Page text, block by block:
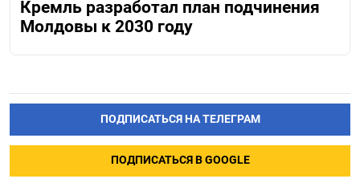
Кремль разработал план подчинения
Молдовы к 2030 году
ПОДПИСАТЬСЯ НА ТЕЛЕГРАМ
ПОДПИСАТЬСЯ В GOOGLE